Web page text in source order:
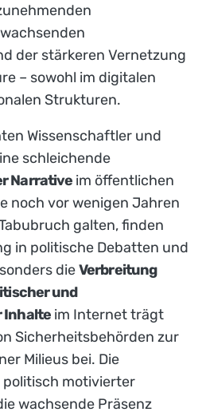
der stärkeren Vernetzung
– sowohl im digitalen
Strukturen.
Wissenschaftler und
schleichende
Narrative im öffentlichen
noch vor wenigen Jahren
galten, finden
in politische Debatten und
dieVerbreitung
und
Inhalteim Internet trägt
Sicherheitsbehörden zur
Milieus bei. Die
politisch motivierter
wachsende Präsenz